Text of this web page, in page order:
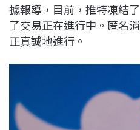
據報導，目前，推特凍結
了交易正在進行中。匿名
正真誠地進行。